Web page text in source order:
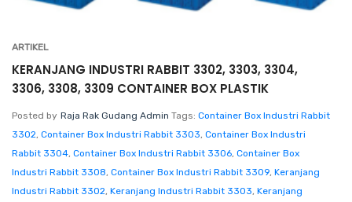
ARTIKEL
KERANJANG INDUSTRI RABBIT 3302, 3303, 3304,
3306, 3308, 3309 CONTAINER BOX PLASTIK
Posted by Raja Rak Gudang Admin Tags: Container Box Industri Rabbit
3302, Container Box Industri Rabbit 3303, Container Box Industri
Rabbit 3304, Container Box Industri Rabbit 3306, Container Box
Industri Rabbit 3308, Container Box Industri Rabbit 3309, Keranjang
Industri Rabbit 3302, Keranjang Industri Rabbit 3303, Keranjang